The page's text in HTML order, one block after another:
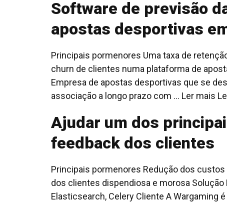
Software de previsão
apostas desportivas
Principais pormenores Uma taxa de
churn de clientes numa plataforma de
Empresa de apostas desportivas que se
associação a longo prazo com ... Ler mais
Ajudar um dos
feedback dos clientes
Principais pormenores Redução dos
dos clientes dispendiosa e morosa
Elasticsearch, Celery Cliente A Wargaming